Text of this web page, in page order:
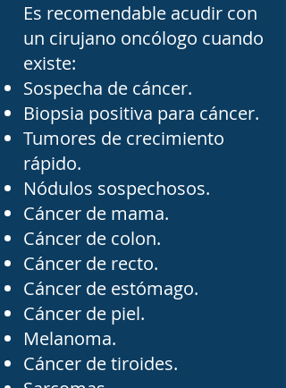
colaboración permite
diseñar un plan
terapéutico personalizado
para cada paciente,
considerando el tipo de
cáncer, la etapa de la
enfermedad, la edad, las
condiciones generales de
salud y las preferencias
individuales.
Es importante acudir con
un cirujano oncólogo
Es recomendable acudir con
un cirujano oncólogo cuando
existe:
Sospecha de cáncer.
Biopsia positiva para cáncer.
Tumores de crecimiento
rápido.
Nódulos sospechosos.
Cáncer de mama.
Cáncer de colon.
Cáncer de recto.
Cáncer de estómago.
Cáncer de piel.
Melanoma.
Cáncer de tiroides.